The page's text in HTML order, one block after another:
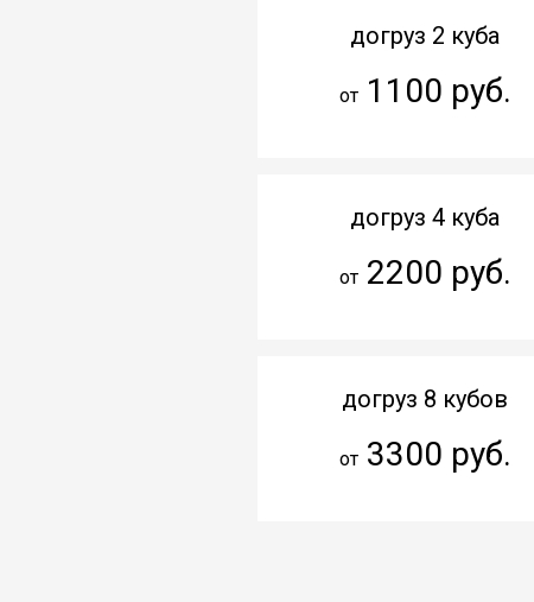
догруз 2 куба
от1100 руб.
догруз 4 куба
от2200 руб.
догруз 8 кубов
от3300 руб.